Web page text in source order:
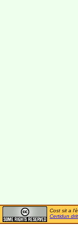
Cost sit a
Certidun